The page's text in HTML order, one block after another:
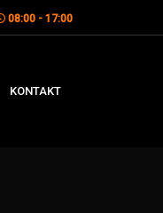
08:00 - 17:00
KONTAKT